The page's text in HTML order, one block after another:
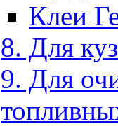
Клеи
8. Для
9. Для